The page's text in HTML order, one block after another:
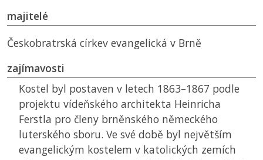
majitelé
Českobratrská církev evangelická v Brně
zajímavosti
Kostel byl postaven v letech 1863–1867 podle
projektu vídeňského architekta Heinricha
Ferstla pro členy brněnského německého
luterského sboru. Ve své době byl největším
evangelickým kostelem v katolických zemích